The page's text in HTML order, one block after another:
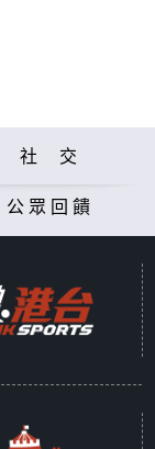
社 交
公眾回饋